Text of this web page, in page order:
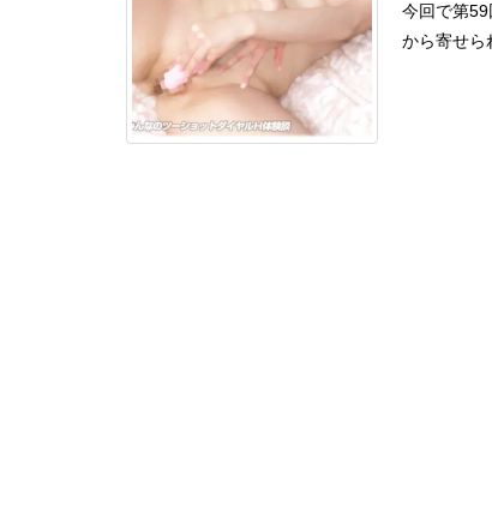
今回で第
から寄せら